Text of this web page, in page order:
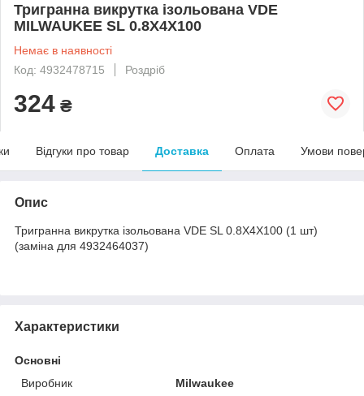
Тригранна викрутка ізольована VDE
MILWAUKEE SL 0.8X4X100
Немає в наявності
Код: 4932478715
Роздріб
324 ₴
Відгуки про товар Доставка Оплата Умови
Опис
Тригранна викрутка ізольована VDE SL 0.8X4X100 (1 шт)
(заміна для 4932464037)
Характеристики
Основні
Виробник
Milwaukee